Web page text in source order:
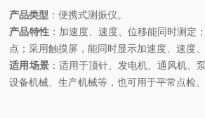
产品类型 ：便携式测振仪。
产品特性：加速度、速度、位移能同时测定
点；采用触摸屏，能同时显示加速度、速度、
适用场景：适用于顶针、发电机、通风机、
设备机械、生产机械等，也可用于平常点检、